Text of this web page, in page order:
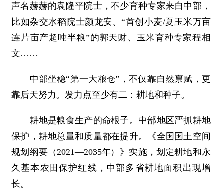
声名赫赫的袁隆平院士，不少育种专家来自中部，
比如杂交水稻院士颜龙安、“首创小麦/夏玉米万亩
连片亩产超吨半粮”的郭天财、玉米育种专家程相
文……
中部坐稳“第一大粮仓”，不仅靠自然禀赋，更
靠后天努力。发力点至少有二：耕地和种子。
耕地是粮食生产的命根子。中部地区严抓耕地
保护，耕地总量和质量都在提升。《全国国土空间
规划纲要（2021—2035年）》实施，划定耕地和永
久基本农田保护红线，中部多省耕地面积出现增
长。